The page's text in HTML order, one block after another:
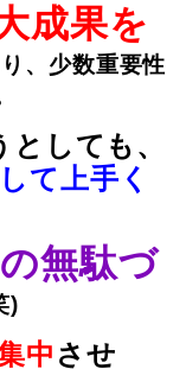
成果を
、少数重要性
しても、
て上手く
無駄づ
)
中 させ